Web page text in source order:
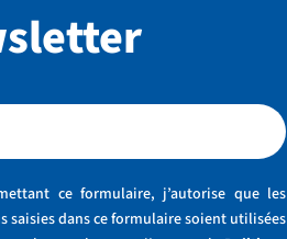
ce formulaire, j’autorise que les
saisies dans ce formulaire soient utilisées